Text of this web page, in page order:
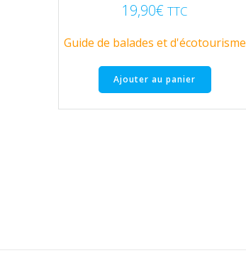
19,90€ TTC
Guide de balades et d'écotourisme
Ajouter au panier